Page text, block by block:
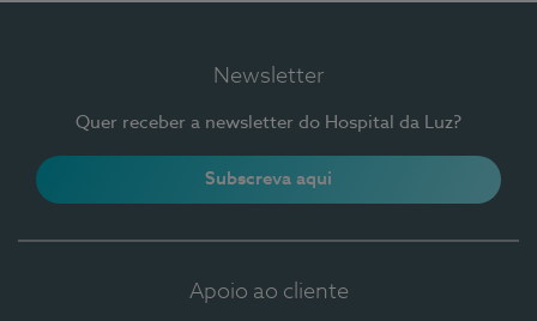
Newsletter
Quer receber a newsletter do Hospital da Luz?
Subscreva aqui
Apoio ao cliente